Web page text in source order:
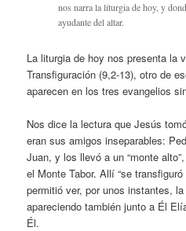
nos narra la liturgia de hoy, y
ayudante del altar.
La liturgia de hoy nos presenta la
Transfiguración (9,2-13), otro de
aparecen en los tres evangelios
Nos dice la lectura que Jesús
eran sus amigos inseparables:
Juan, y los llevó a un “monte
el Monte Tabor. Allí “se
permitió ver, por unos instantes,
apareciendo también junto a Él
Él.